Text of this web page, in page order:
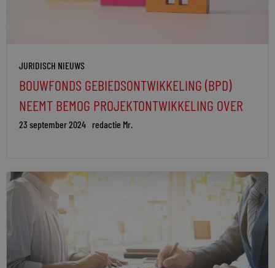
JURIDISCH NIEUWS
BOUWFONDS GEBIEDSONTWIKKELING (BPD)
NEEMT BEMOG PROJEKTONTWIKKELING OVER
23 september 2024 redactie Mr.